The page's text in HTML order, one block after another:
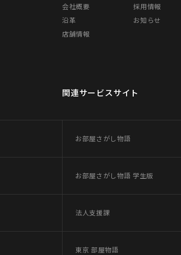
会社概要
沿革
店舗情報
採用情報
お知らせ
関連サービスサイト
お部屋さがし物語
お部屋さがし物語 学生版
法人支援課
東京 部屋物語